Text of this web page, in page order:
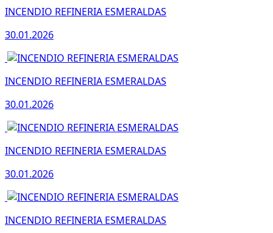
INCENDIO REFINERIA ESMERALDAS
30.01.2026
INCENDIO REFINERIA ESMERALDAS
30.01.2026
INCENDIO REFINERIA ESMERALDAS
30.01.2026
INCENDIO REFINERIA ESMERALDAS